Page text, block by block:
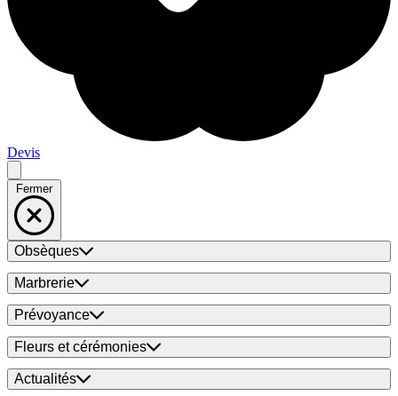
Devis
Fermer
Obsèques
Marbrerie
Prévoyance
Fleurs et cérémonies
Actualités